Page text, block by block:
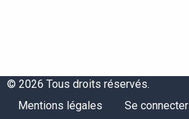
© 2026 Tous droits réservés.
Menu
Mentions légales
Menu
Se connecter